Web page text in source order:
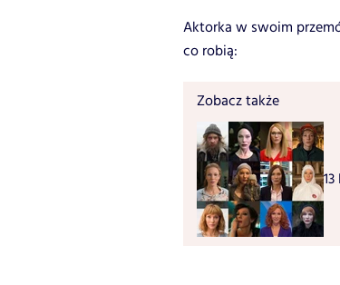
Aktorka w swoim
co robią:
Zobacz także